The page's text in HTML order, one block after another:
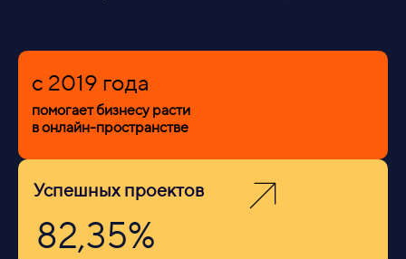
c 2019 года
помогает бизнесу расти
в онлайн-пространстве
82,35%
Успешных проектов